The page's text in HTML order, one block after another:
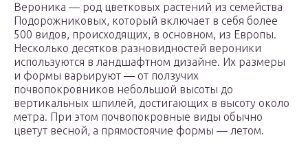
Вероника — род цветковых растений из семейства
Подорожниковых, который включает в себя более
500 видов, происходящих, в основном, из Европы.
Несколько десятков разновидностей вероники
используются в ландшафтном дизайне. Их размеры
и формы варьируют — от ползучих
почвопокровников небольшой высоты до
вертикальных шпилей, достигающих в высоту около
метра. При этом почвопокровные виды обычно
цветут весной, а прямостоячие формы — летом.